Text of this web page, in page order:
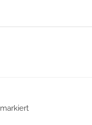
markiert